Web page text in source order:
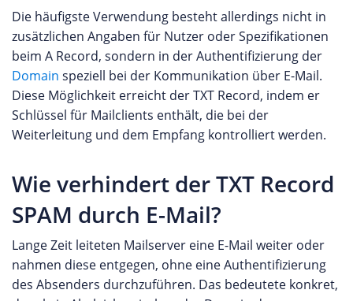
Die häufigste Verwendung besteht allerdings nicht in
zusätzlichen Angaben für Nutzer oder Spezifikationen
beim A Record, sondern in der Authentifizierung der
Domain speziell bei der Kommunikation über E-Mail.
Diese Möglichkeit erreicht der TXT Record, indem er
Schlüssel für Mailclients enthält, die bei der
Weiterleitung und dem Empfang kontrolliert werden.
Wie verhindert der TXT Record
SPAM durch E-Mail?
Lange Zeit leiteten Mailserver eine E-Mail weiter oder
nahmen diese entgegen, ohne eine Authentifizierung
des Absenders durchzuführen. Das bedeutete konkret,